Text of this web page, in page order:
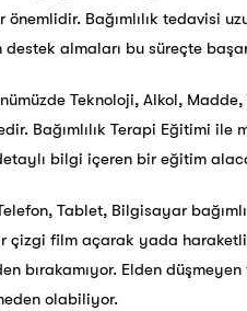
önemlidir. Bağımlılık tedavisi
almaları bu süreçte
Teknoloji, Alkol, Madde,
Bağımlılık Terapi Eğitimi ile
bilgi içeren bir eğitim
Tablet, Bilgisayar
çizgi film açarak yada
bırakamıyor. Elden
olabiliyor.